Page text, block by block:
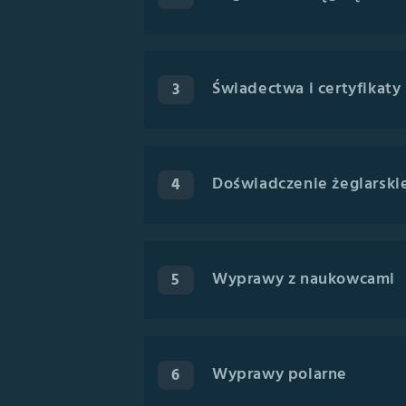
3 Świadectwa i certyfikaty
4 Doświadczenie
5 Wyprawy z naukowcami
6 Wyprawy polarne